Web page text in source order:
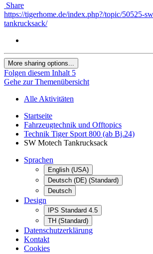
Share
https://tigerhome.de/index.php?/topic/50525-
tankrucksack/
More sharing options...
Folgen diesem Inhalt 5
Gehe zur Themenübersicht
Alle Aktivitäten
Startseite
Fahrzeugtechnik und Offtopics
Technik Tiger Sport 800 (ab Bj.24)
SW Motech Tankrucksack
Sprachen
English (USA)
Deutsch (DE) (Standard)
Deutsch
Design
IPS Standard 4.5
TH (Standard)
Datenschutzerklärung
Kontakt
Cookies